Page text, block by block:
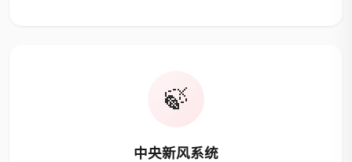
🍃
中央新风系统